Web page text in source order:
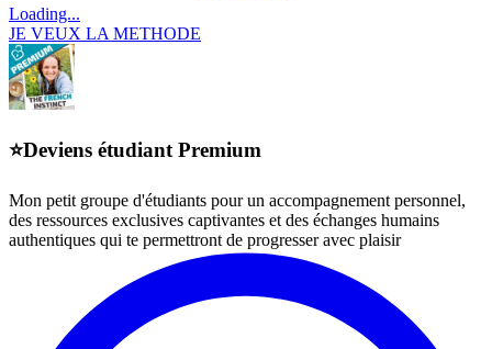
Loading...
JE VEUX LA METHODE
⭐Deviens étudiant Premium
Mon petit groupe d'étudiants pour un accompagnement personnel,
des ressources exclusives captivantes et des échanges humains
authentiques qui te permettront de progresser avec plaisir